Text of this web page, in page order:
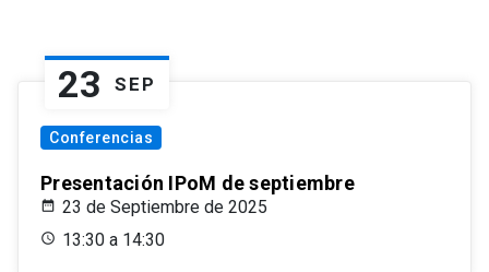
23 SEP
Conferencias
Presentación IPoM de septiembre
23 de Septiembre de 2025
13:30 a 14:30